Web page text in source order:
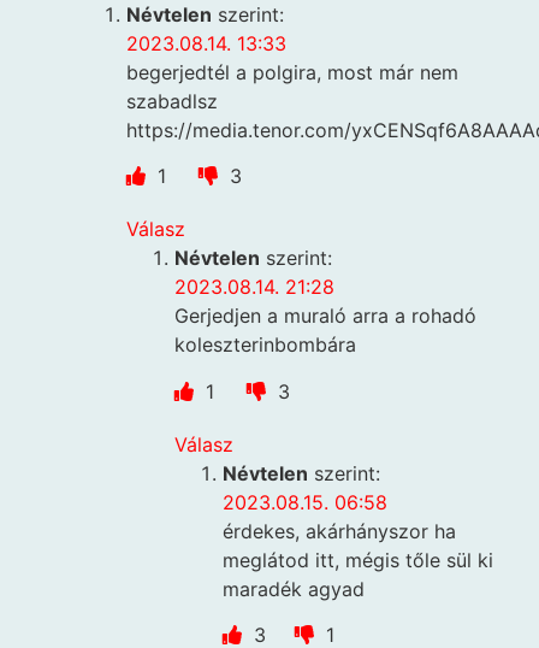
Névtelen szerint:
2023.08.14. 13:33
begerjedtél a polgira, most már nem
szabadlsz
https://media.tenor.com/
1
3
Válasz
Névtelen szerint:
2023.08.14. 21:28
Gerjedjen a muraló arra a rohadó
koleszterinbombára
1
3
Válasz
Névtelen szerint:
2023.08.15. 06:58
érdekes, akárhányszor ha
meglátod itt, mégis tőle sül ki
maradék agyad
3
1